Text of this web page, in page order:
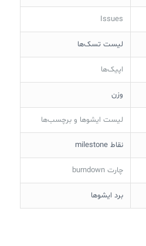
Issues
لیست تسک‌ها
اپیک‌ها
وزن‌
لیست ایشوها و برچسب‌ها
نقاط milestone
چارت burndown
برد ایشوها